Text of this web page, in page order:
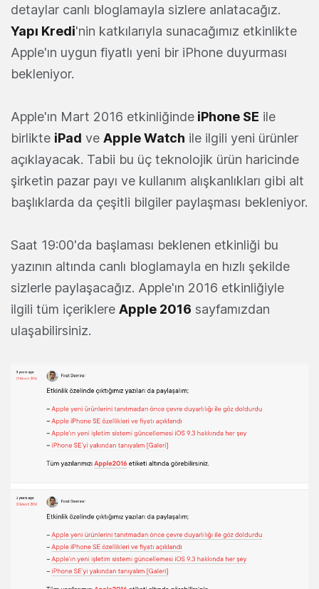
detaylar canlı bloglamayla sizlere anlatacağız.
Yapı Kredi'nin katkılarıyla sunacağımız etkinlikte
Apple'ın uygun fiyatlı yeni bir iPhone duyurması
bekleniyor.
Apple'ın Mart 2016 etkinliğinde iPhone SE ile
birlikte iPad ve Apple Watch ile ilgili yeni ürünler
açıklayacak. Tabii bu üç teknolojik ürün haricinde
şirketin pazar payı ve kullanım alışkanlıkları gibi alt
başlıklarda da çeşitli bilgiler paylaşması bekleniyor.
Saat 19:00'da başlaması beklenen etkinliği bu
yazının altında canlı bloglamayla en hızlı şekilde
sizlerle paylaşacağız. Apple'ın 2016 etkinliğiyle
ilgili tüm içeriklere Apple 2016 sayfamızdan
ulaşabilirsiniz.